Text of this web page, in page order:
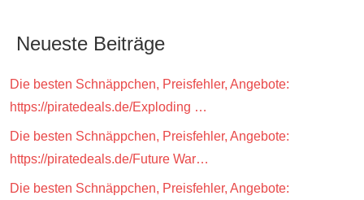
Neueste Beiträge
Die besten Schnäppchen, Preisfehler, Angebote:
https://piratedeals.de/Exploding …
Die besten Schnäppchen, Preisfehler, Angebote:
https://piratedeals.de/Future War…
Die besten Schnäppchen, Preisfehler, Angebote: